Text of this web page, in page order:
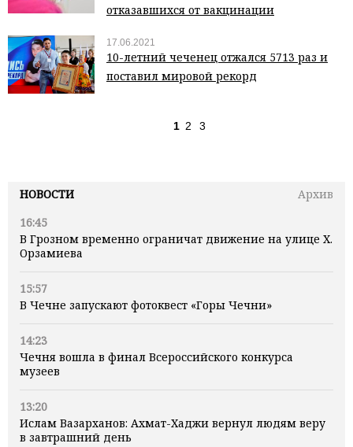
НОВОСТИ
Архив
16:45
В Грозном временно ограничат движение на улице Х.
Орзамиева
15:57
В Чечне запускают фотоквест «Горы Чечни»
14:23
Чечня вошла в финал Всероссийского конкурса
музеев
13:20
Ислам Вазарханов: Ахмат-Хаджи вернул людям веру
в завтрашний день
отказавшихся от вакцинации
17.06.2021
10-летний чеченец отжался 5713 раз и
поставил мировой рекорд
1 2 3